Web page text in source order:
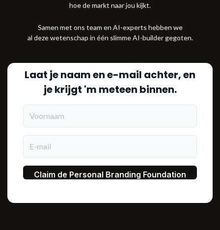
hoe de markt naar jou kijkt.
Samen met ons team en AI-experts hebben we
al deze wetenschap in één slimme AI-builder gegoten.
Laat je naam en e-mail achter, en
je krijgt 'm meteen binnen.
Voornaam
E-mail
Claim de Personal Branding Foundation